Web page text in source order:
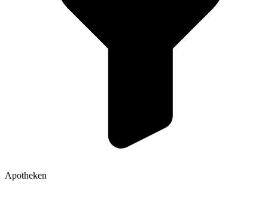
Apotheken